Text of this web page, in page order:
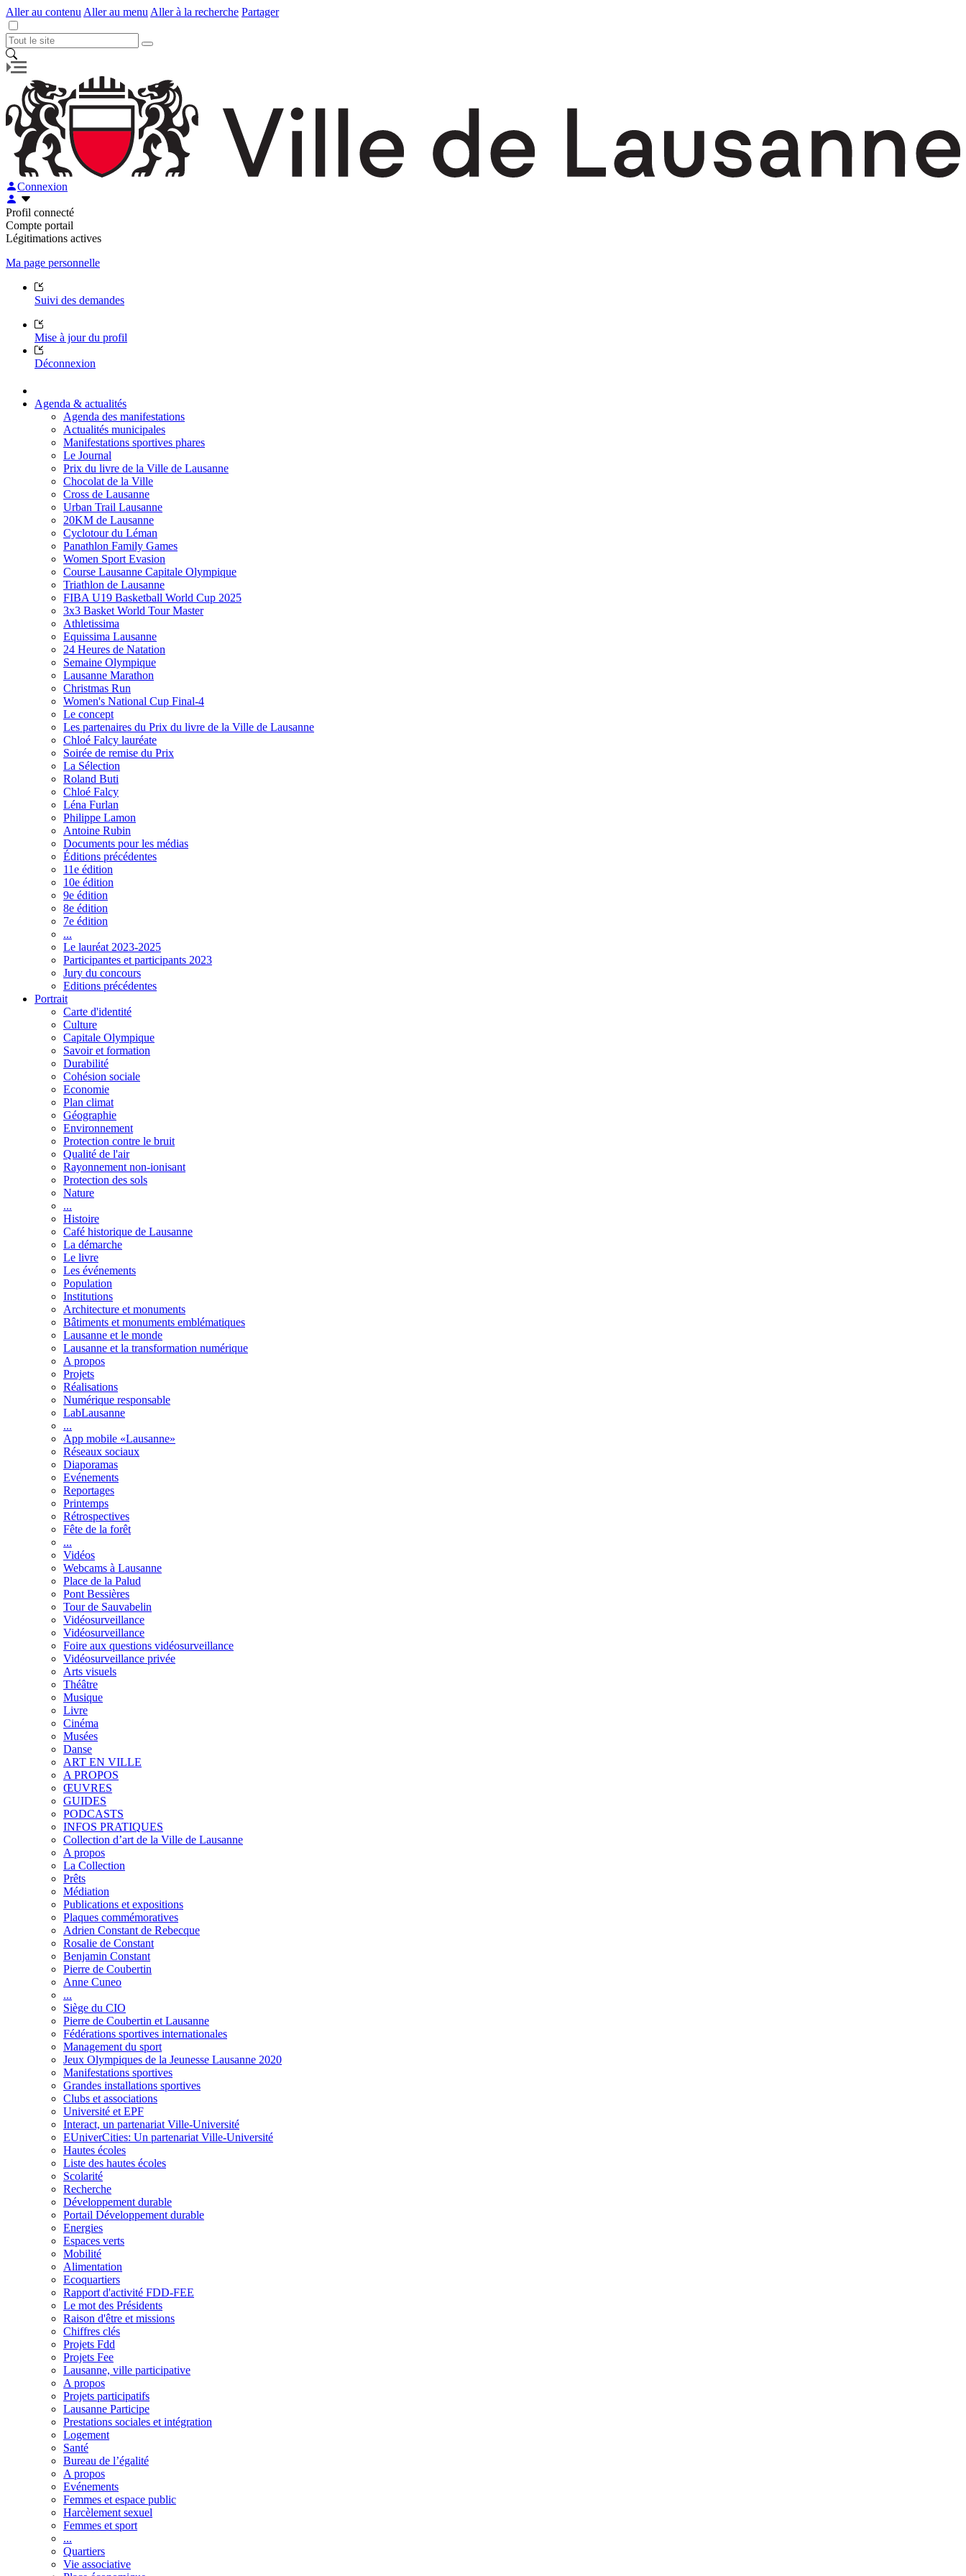
Aller au contenu Aller au menu Aller à la recherche Partager
Connexion
Profil connecté
Compte portail
Légitimations actives
Ma page personnelle
Suivi des demandes
Mise à jour du profil
Déconnexion
Agenda & actualités
Agenda des manifestations
Actualités municipales
Manifestations sportives phares
Le Journal
Prix du livre de la Ville de Lausanne
Chocolat de la Ville
Cross de Lausanne
Urban Trail Lausanne
20KM de Lausanne
Cyclotour du Léman
Panathlon Family Games
Women Sport Evasion
Course Lausanne Capitale Olympique
Triathlon de Lausanne
FIBA U19 Basketball World Cup 2025
3x3 Basket World Tour Master
Athletissima
Equissima Lausanne
24 Heures de Natation
Semaine Olympique
Lausanne Marathon
Christmas Run
Women's National Cup Final-4
Le concept
Les partenaires du Prix du livre de la Ville de Lausanne
Chloé Falcy lauréate
Soirée de remise du Prix
La Sélection
Roland Buti
Chloé Falcy
Léna Furlan
Philippe Lamon
Antoine Rubin
Documents pour les médias
Éditions précédentes
11e édition
10e édition
9e édition
8e édition
7e édition
...
Le lauréat 2023-2025
Participantes et participants 2023
Jury du concours
Editions précédentes
Portrait
Carte d'identité
Culture
Capitale Olympique
Savoir et formation
Durabilité
Cohésion sociale
Economie
Plan climat
Géographie
Environnement
Protection contre le bruit
Qualité de l'air
Rayonnement non-ionisant
Protection des sols
Nature
...
Histoire
Café historique de Lausanne
La démarche
Le livre
Les événements
Population
Institutions
Architecture et monuments
Bâtiments et monuments emblématiques
Lausanne et le monde
Lausanne et la transformation numérique
A propos
Projets
Réalisations
Numérique responsable
LabLausanne
...
App mobile «Lausanne»
Réseaux sociaux
Diaporamas
Evénements
Reportages
Printemps
Rétrospectives
Fête de la forêt
...
Vidéos
Webcams à Lausanne
Place de la Palud
Pont Bessières
Tour de Sauvabelin
Vidéosurveillance
Vidéosurveillance
Foire aux questions vidéosurveillance
Vidéosurveillance privée
Arts visuels
Théâtre
Musique
Livre
Cinéma
Musées
Danse
ART EN VILLE
A PROPOS
ŒUVRES
GUIDES
PODCASTS
INFOS PRATIQUES
Collection d’art de la Ville de Lausanne
A propos
La Collection
Prêts
Médiation
Publications et expositions
Plaques commémoratives
Adrien Constant de Rebecque
Rosalie de Constant
Benjamin Constant
Pierre de Coubertin
Anne Cuneo
...
Siège du CIO
Pierre de Coubertin et Lausanne
Fédérations sportives internationales
Management du sport
Jeux Olympiques de la Jeunesse Lausanne 2020
Manifestations sportives
Grandes installations sportives
Clubs et associations
Université et EPF
Interact, un partenariat Ville-Université
EUniverCities: Un partenariat Ville-Université
Hautes écoles
Liste des hautes écoles
Scolarité
Recherche
Développement durable
Portail Développement durable
Energies
Espaces verts
Mobilité
Alimentation
Ecoquartiers
Rapport d'activité FDD-FEE
Le mot des Présidents
Raison d'être et missions
Chiffres clés
Projets Fdd
Projets Fee
Lausanne, ville participative
A propos
Projets participatifs
Lausanne Participe
Prestations sociales et intégration
Logement
Santé
Bureau de l’égalité
A propos
Evénements
Femmes et espace public
Harcèlement sexuel
Femmes et sport
...
Quartiers
Vie associative